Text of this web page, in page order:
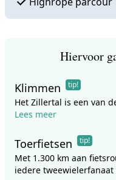
Hiervoor
Klimmen tip!
Het Zillertal is een van
Lees meer
Toerfietsen tip!
Met 1.300 km aan
iedere tweewielerfanaat